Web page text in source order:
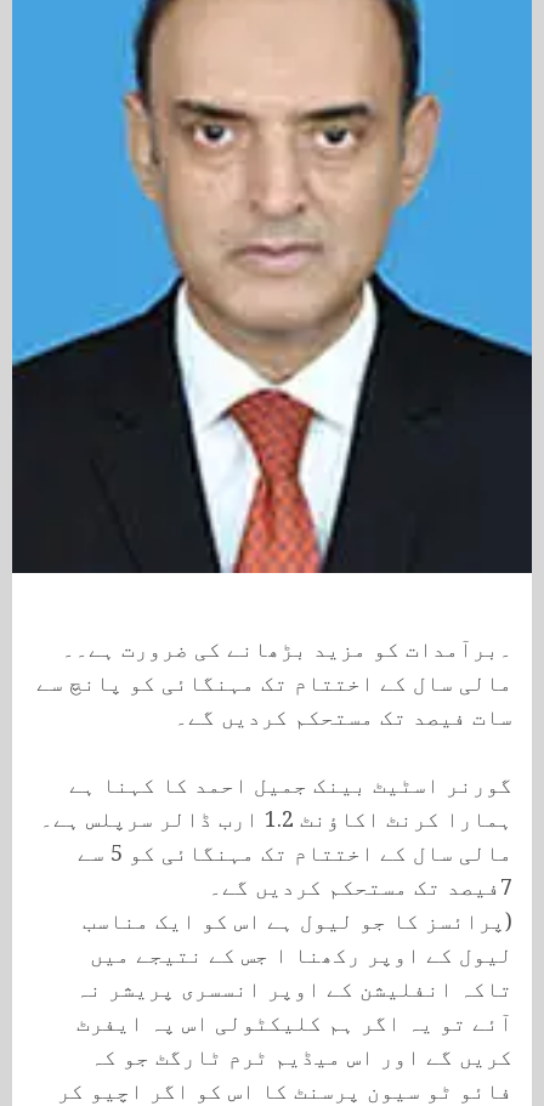
۔برآمدات کو مزید بڑھانے کی ضرورت ہے۔۔
مالی سال کے اختتام تک مہنگائی کو پانچ سے
سات فیصد تک مستحکم کردیں گے۔
گورنر اسٹیٹ بینک جمیل احمد کا کہنا ہے
ہمارا کرنٹ اکاؤنٹ 1.2 ارب ڈالر سرپلس ہے۔
مالی سال کے اختتام تک مہنگائی کو 5 سے
7فیصد تک مستحکم کردیں گے۔
(پرائسز کا جو لیول ہے اس کو ایک مناسب
لیول کے اوپر رکھنا ا جس کے نتیجے میں
تاکہ انفلیشن کے اوپر انسسری پریشر نہ
آئے تو یہ اگر ہم کلیکٹولی اس پہ ایفرٹ
کریں گے اور اس میڈیم ٹرم ٹارگٹ جو کہ
فائو ٹو سیون پرسنٹ کا اس کو اگر اچیو کر